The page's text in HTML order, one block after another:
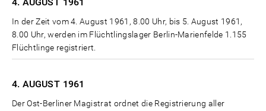
In der Zeit vom 4. August 1961, 8.00 Uhr, bis 5. August 1961,
8.00 Uhr, werden im Flüchtlingslager Berlin-Marienfelde 1.155
Flüchtlinge registriert.
4. AUGUST 1961
Der Ost-Berliner Magistrat ordnet die Registrierung aller